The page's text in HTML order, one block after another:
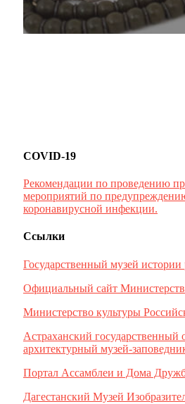
COVID-19
Рекомендации по проведению
мероприятий по
коронавирусной инфекции.
Ссылки
Государственный музей истории
Официальный сайт
Министерство культуры
Астраханский
архитектурный музей-
Портал Ассамблеи и Дома
Дагестанский Музей